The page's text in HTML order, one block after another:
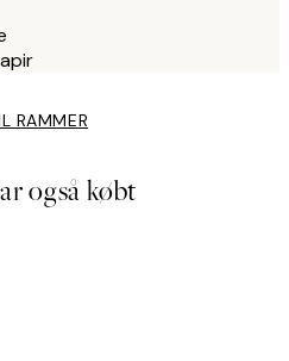
RAMMER
også købt